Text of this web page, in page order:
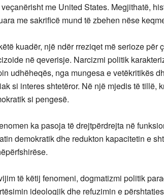
me United States. Megjithatë,
me sakrificë mund të zbehen nëse
kuadër, një ndër rreziqet më serioze
në qeverisje. Narcizmi politik
udhëheqës, nga mungesa e vetëkritikës
si interes shtetëror. Në një mjedis të tillë,
si pengesë.
ka pasoja të drejtpërdrejta në
demokratik dhe redukton kapacitetin e
të këtij fenomeni, dogmatizmi politik
ideologjik dhe refuzimin e